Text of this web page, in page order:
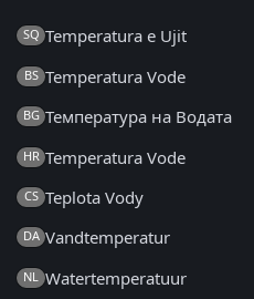
SQ Temperatura e Ujit
BS Temperatura Vode
BG Температура на Водата
HR Temperatura Vode
CS Teplota Vody
DA Vandtemperatur
NL Watertemperatuur